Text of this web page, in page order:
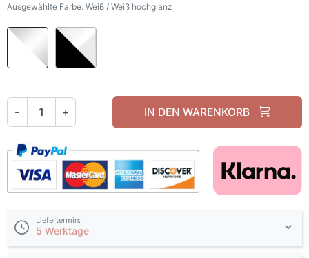
Ausgewählte Farbe: Weiß / Weiß hochglanz
Weiß / Weiß hochglanz
- + IN DEN WARENKORB
Liefertermin:
5 Werktage